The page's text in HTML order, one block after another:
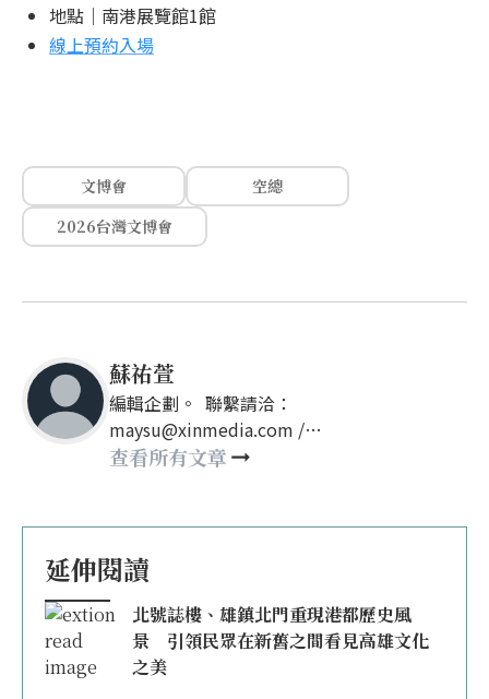
地點｜南港展覽館1館
線上預約入場
文博會
空總
2026台灣文博會
蘇祐萱
編輯企劃。 聯繫請洽：
maysu@xinmedia.com /
may860527@gmail.com
查看所有文章
延伸閱讀
北號誌樓、雄鎮北門重現港都歷史風
景 引領民眾在新舊之間看見高雄文化
之美